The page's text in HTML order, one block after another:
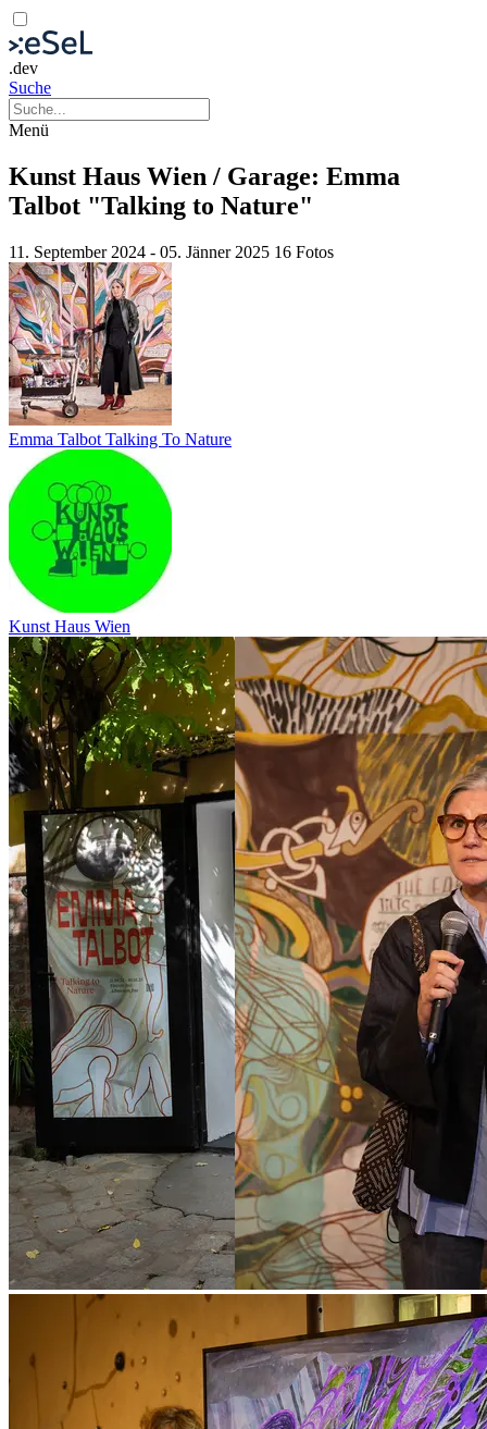
.dev
Suche
Menü
Kunst Haus Wien / Garage: Emma
Talbot "Talking to Nature"
11. September 2024 - 05. Jänner 2025 16 Fotos
Emma Talbot Talking To Nature
Kunst Haus Wien